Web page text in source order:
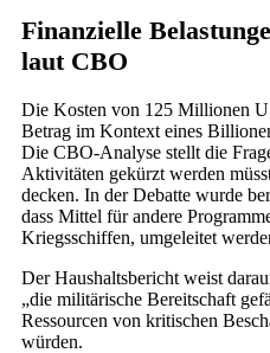
Finanzielle
laut CBO
Die Kosten von 125 Millionen
Betrag im Kontext eines
Die CBO-Analyse stellt die
Aktivitäten gekürzt werden
decken. In der Debatte wurde
dass Mittel für andere
Kriegsschiffen, umgeleitet
Der Haushaltsbericht weist
„die militärische Bereitschaft
Ressourcen von kritischen
würden.